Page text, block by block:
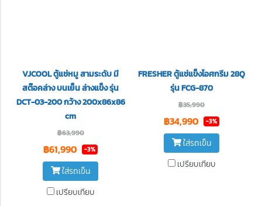
VJCOOL ตู้แช่หมู สามระดับ มี
สต๊อคล่าง บนเย็น ล่างแข็ง รุ่น
DCT-03-200 กว้าง 200x86x86
cm
฿63,990
฿61,990 -3%
ใส่รถเข็น
เปรียบเทียบ
FRESHER ตู้แช่แข็งไอศกรีม 28Q
รุ่น FCG-870
฿35,990
฿34,990 -3%
ใส่รถเข็น
เปรียบเทียบ